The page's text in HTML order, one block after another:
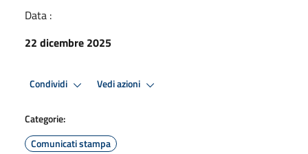
Data :
22 dicembre 2025
Condividi Vedi azioni
Categorie:
Comunicati stampa